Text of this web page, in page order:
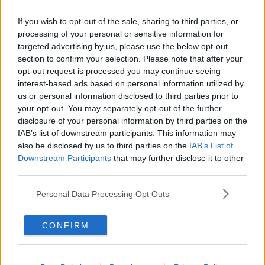
If you wish to opt-out of the sale, sharing to third parties, or
processing of your personal or sensitive information for
targeted advertising by us, please use the below opt-out
section to confirm your selection. Please note that after your
opt-out request is processed you may continue seeing
interest-based ads based on personal information utilized by
us or personal information disclosed to third parties prior to
your opt-out. You may separately opt-out of the further
disclosure of your personal information by third parties on the
IAB’s list of downstream participants. This information may
also be disclosed by us to third parties on the IAB’s List of
Downstream Participants that may further disclose it to other
Personal Data Processing Opt Outs
CONFIRM
approssimativamente centrale ad uso esclusivamente pedonale,
con nuove aiuole verdi e camminamenti pedonali; la progettazione
della geometria della nuova piazza partendo dall'individuazione
dell'asse dominante della chiesa di S. Antonio da Padova con la
realizzazione del sagrato per l'edificio storico, oggi inesistente, e
dall'asse pedonale definito da via Veneto - via Romana;
l'individuazione dello spazio dedicato all'edificio storico con posa di
pavimentazione in porfido, con divieto di passaggio veicolare se
non per le sole funzioni liturgiche; la realizzazione di nuova viabilità
di immissione in via Veneto, il cui tracciato è la prosecuzione
dell'esistente via Guelfa, che vedrà mutato il senso di marcia
dell'attuale via Guelfa e con sistemazione dello svincolo su largo
Tevere; lo spostamento della struttura dell'edicola in piazzetta di via
quotidiano della mattina; il riordino degli elementi di arredo urbano
(fioriere, portabici, cestini, cabina telefonica, etc), compresi i
cassonetti per rifiuti collocati su via Veneto; la progettazione di
nuovo impianto di pubblica illuminazione e videosorveglianza che si